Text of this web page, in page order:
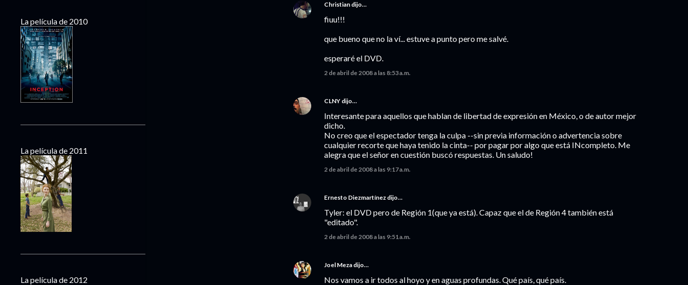
Christian dijo…
fiuu!!!
que bueno que no la ví... estuve a punto pero me salvé.
esperaré el DVD.
2 de abril de 2008 a las 8:53 a.m.
CLNY dijo…
Interesante para aquellos que hablan de libertad de expresión en México, o de autor mejor
dicho.
No creo que el espectador tenga la culpa --sin previa información o advertencia sobre
cualquier recorte que haya tenido la cinta-- por pagar por algo que está INcompleto. Me
alegra que el señor en cuestión buscó respuestas. Un saludo!
2 de abril de 2008 a las 9:17 a.m.
Ernesto Diezmartínez dijo…
Tyler: el DVD pero de Región 1(que ya está). Capaz que el de Región 4 también está
"editado".
2 de abril de 2008 a las 9:51 a.m.
Joel Meza dijo…
Nos vamos a ir todos al hoyo y en aguas profundas. Qué país, qué país.
La película de 2010
La película de 2011
La película de 2012